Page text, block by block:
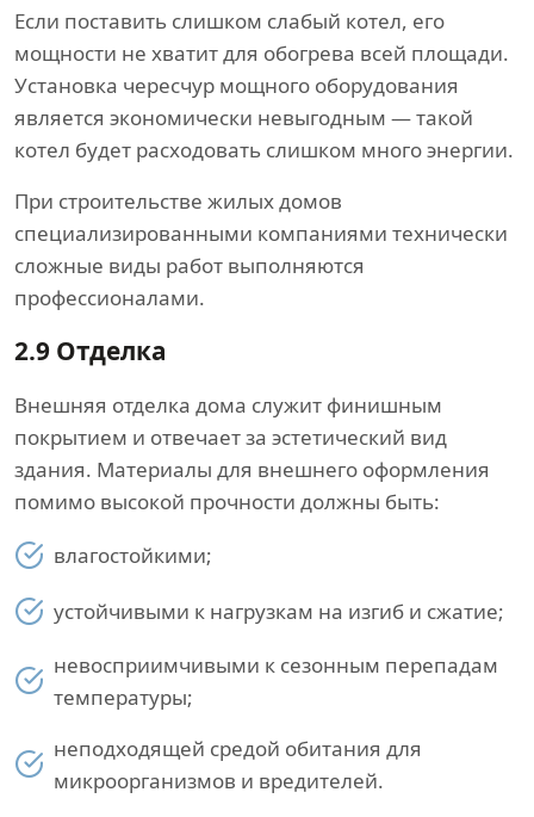
Если поставить слишком слабый котел, его
мощности не хватит для обогрева всей площади.
Установка чересчур мощного оборудования
является экономически невыгодным — такой
котел будет расходовать слишком много энергии.
При строительстве жилых домов
специализированными компаниями технически
сложные виды работ выполняются
профессионалами.
2.9 Отделка
Внешняя отделка дома служит финишным
покрытием и отвечает за эстетический вид
здания. Материалы для внешнего оформления
помимо высокой прочности должны быть:
влагостойкими;
устойчивыми к нагрузкам на изгиб и сжатие;
невосприимчивыми к сезонным перепадам
температуры;
неподходящей средой обитания для
микроорганизмов и вредителей.